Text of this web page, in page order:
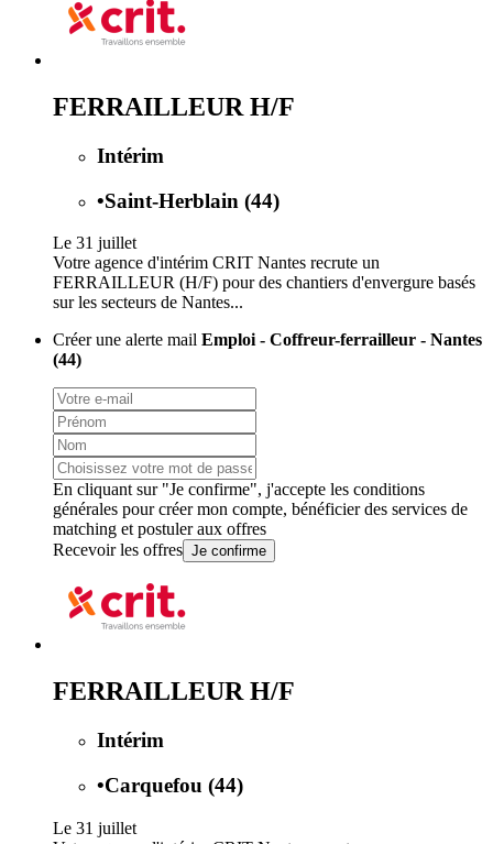
FERRAILLEUR H/F
Intérim
•Saint-Herblain (44)
Le 31 juillet
Votre agence d'intérim CRIT Nantes recrute un
FERRAILLEUR (H/F) pour des chantiers d'envergure basés
sur les secteurs de Nantes...
Créer une alerte mail Emploi - Coffreur-ferrailleur - Nantes
(44)
En cliquant sur "Je confirme", j'accepte les conditions
générales pour créer mon compte, bénéficier des services de
matching et postuler aux offres
Recevoir les offres Je confirme
FERRAILLEUR H/F
Intérim
•Carquefou (44)
Le 31 juillet